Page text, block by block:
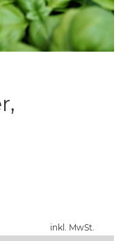
inkl. MwSt.